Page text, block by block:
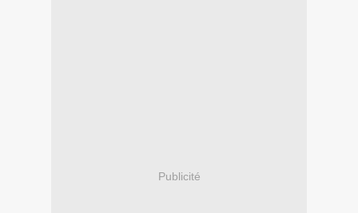
Publicité